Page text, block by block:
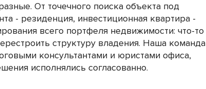
От точечного поиска объекта под
- резиденция, инвестиционная квартира -
всего портфеля недвижимости: что-то
структуру владения. Наша команда
консультантами и юристами офиса,
исполнялись согласованно.